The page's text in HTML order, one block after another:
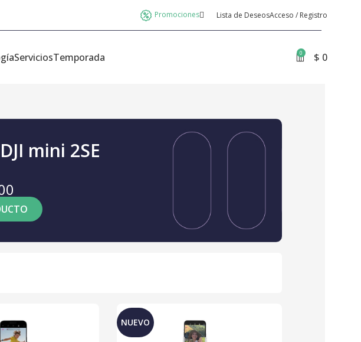
Promociones Lista de DeseosAcceso / Registro
ServiciosTemporada 0 $ 0
mini 2SE
NUEVO